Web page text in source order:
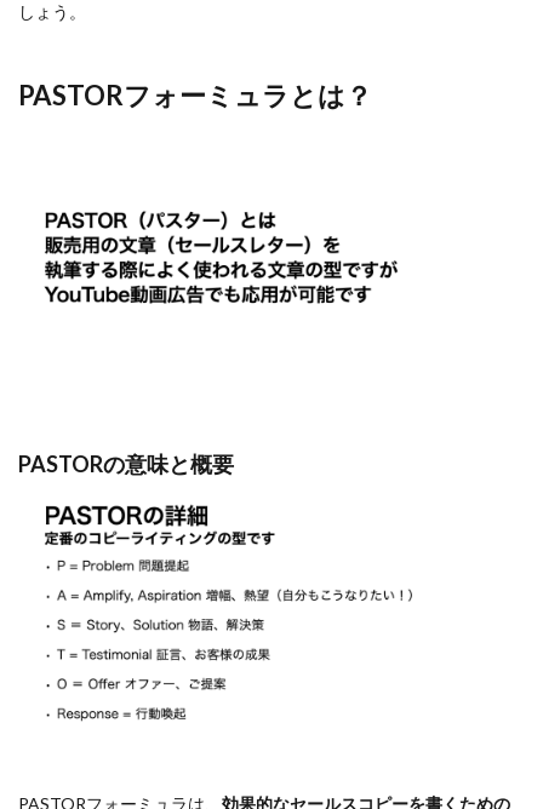
しょう。
PASTORフォーミュラとは？
PASTORの意味と概要
PASTORフォーミュラは、 効果的なセールスコピーを書くための